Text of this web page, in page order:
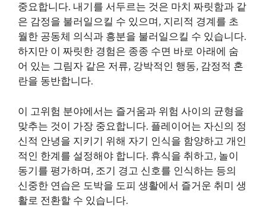
중요합니다. 내기를 서두르는 것은 마치 짜릿함과 같
은 감정을 불러일으킬 수 있으며, 지리적 경계를 초
월한 공동체 의식과 흥분을 불러일으킬 수 있습니다.
하지만 이 짜릿한 경험은 종종 수면 바로 아래에 숨
어 있는 그림자 같은 저류, 강박적인 행동, 감정적 혼
란을 동반합니다.
이 고위험 분야에서는 즐거움과 위험 사이의 균형을
맞추는 것이 가장 중요합니다. 플레이어는 자신의 정
신적 안녕을 지키기 위해 자기 인식을 함양하고 개인
적인 한계를 설정해야 합니다. 휴식을 취하고, 놀이
동기를 평가하며, 조기 경고 신호를 인식하는 등의
신중한 연습은 도박을 도피 생활에서 즐거운 취미 생
활로 전환할 수 있습니다.